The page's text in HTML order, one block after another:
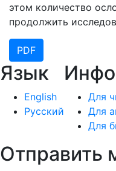
этом количество
продолжить
PDF
Язык
English
Русский
Для
Для
Для
Отправить